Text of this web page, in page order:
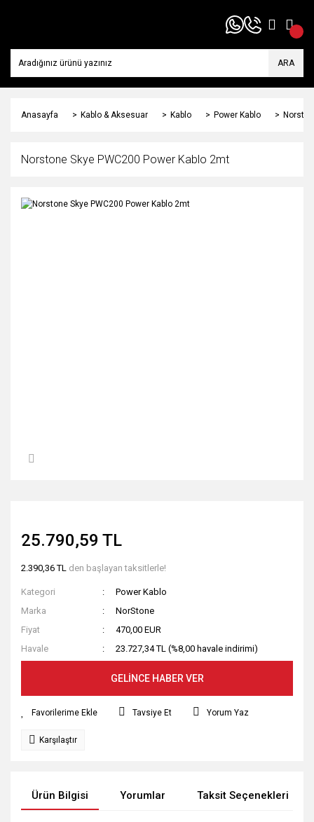
ARA
Anasayfa Kablo & Aksesuar Kablo Power Kablo
Norstone Skye PWC200 Power Kablo 2mt
25.790,59 TL
2.390,36 TL den başlayan taksitlerle!
Kategori
Power Kablo
Marka
NorStone
Fiyat
470,00 EUR
Havale
23.727,34 TL (%8,00 havale indirimi)
GELİNCE HABER VER
Tavsiye Et Yorum Yaz
Karşılaştır
Ürün Bilgisi Yorumlar Taksit Seçenekleri